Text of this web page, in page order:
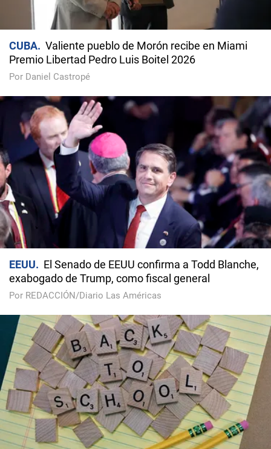
CUBA
Valiente pueblo de Morón recibe en Miami
Premio Libertad Pedro Luis Boitel 2026
Por Daniel Castropé
EEUU
El Senado de EEUU confirma a Todd Blanche,
exabogado de Trump, como fiscal general
Por REDACCIÓN/Diario Las Américas